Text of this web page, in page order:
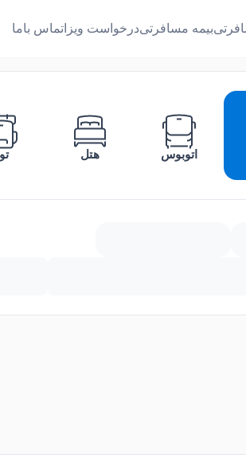
بیمه مسافرتیدرخواست ویزا تماس باما
اتوبوس هتل